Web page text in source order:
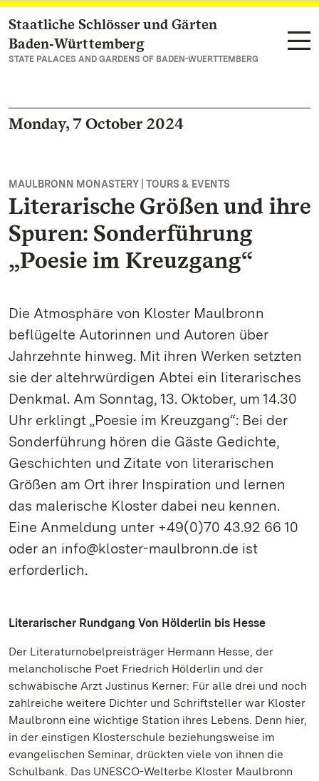
Navigate to main page
Staatliche Schlösser und Gärten
Baden‑Württemberg
STATE PALACES AND GARDENS OF BADEN-WUERTTEMBERG
Monday, 7 October 2024
MAULBRONN MONASTERY | TOURS & EVENTS
Literarische Größen und ihre
Spuren: Sonderführung
„Poesie im Kreuzgang“
Die Atmosphäre von Kloster Maulbronn
beflügelte Autorinnen und Autoren über
Jahrzehnte hinweg. Mit ihren Werken setzten
sie der altehrwürdigen Abtei ein literarisches
Denkmal. Am Sonntag, 13. Oktober, um 14.30
Uhr erklingt „Poesie im Kreuzgang“: Bei der
Sonderführung hören die Gäste Gedichte,
Geschichten und Zitate von literarischen
Größen am Ort ihrer Inspiration und lernen
das malerische Kloster dabei neu kennen.
Eine Anmeldung unter +49(0)70 43.92 66 10
oder an info@kloster-maulbronn.de ist
erforderlich.
Literarischer Rundgang Von Hölderlin bis Hesse
Der Literaturnobelpreisträger Hermann Hesse, der
melancholische Poet Friedrich Hölderlin und der
schwäbische Arzt Justinus Kerner: Für alle drei und noch
zahlreiche weitere Dichter und Schriftsteller war Kloster
Maulbronn eine wichtige Station ihres Lebens. Denn hier,
in der einstigen Klosterschule beziehungsweise im
evangelischen Seminar, drückten viele von ihnen die
Schulbank. Das UNESCO-Welterbe Kloster Maulbronn